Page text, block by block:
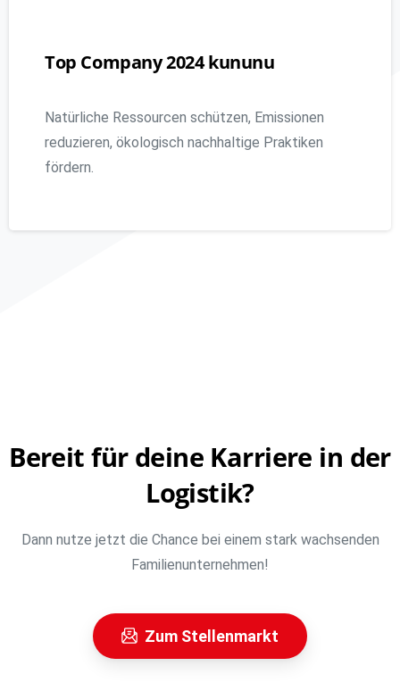
Top Company2024 kununu
Natürliche Ressourcen schützen, Emissionen
reduzieren, ökologisch nachhaltige Praktiken
fördern.
Bereit für deine Karriere in der
Logistik?
Dann nutze jetzt die Chance bei einem stark wachsenden
Familienunternehmen!
Zum Stellenmarkt